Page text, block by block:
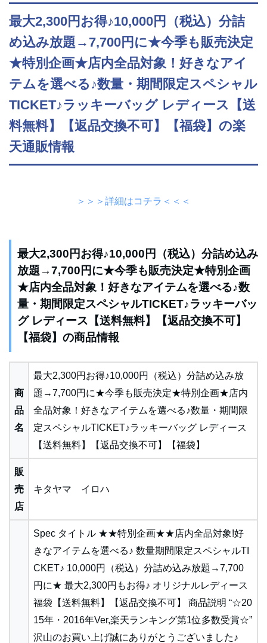
最大2,300円お得♪10,000円（税込）分詰
め込み放題→7,700円に★今季も販売決定
★特別企画★店内全品対象！好きなアイ
テムを選べる♪数量・期間限定スペシャル
TICKET♪ラッキーバッグ レディース【送
料無料】【返品交換不可】【福袋】の楽
天通販情報
＞＞＞詳細はコチラ＜＜＜
最大2,300円お得♪10,000円（税込）分詰め込み
放題→7,700円に★今季も販売決定★特別企画
★店内全品対象！好きなアイテムを選べる♪数
量・期間限定スペシャルTICKET♪ラッキーバッ
グ レディース【送料無料】【返品交換不可】
【福袋】の商品情報
商
品
名
最大2,300円お得♪10,000円（税込）分詰め込み放
題→7,700円に★今季も販売決定★特別企画★店内
全品対象！好きなアイテムを選べる♪数量・期間限
定スペシャルTICKET♪ラッキーバッグ レディース
【送料無料】【返品交換不可】【福袋】
販
売
店
キタヤマ イロハ
Spec タイトル ★★特別企画★★店内全品対象!好
きなアイテムを選べる♪ 数量期間限定スペシャルTI
CKET♪ 10,000円（税込）分詰め込み放題→7,700
円に★ 最大2,300円もお得♪ オリジナルレディース
福袋【送料無料】【返品交換不可】 商品説明 “☆20
15年・2016年Ver,楽天ランキング第1位多数受賞☆”
沢山のお買い上げ誠にありがとうございました♪